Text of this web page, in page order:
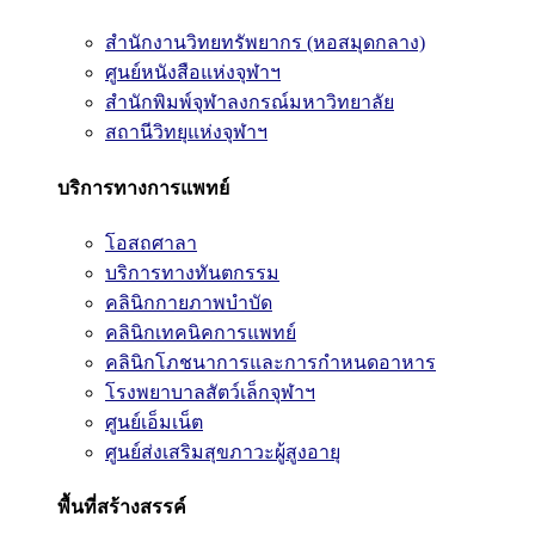
สำนักงานวิทยทรัพยากร (หอสมุดกลาง)
ศูนย์หนังสือแห่งจุฬาฯ
สำนักพิมพ์จุฬาลงกรณ์มหาวิทยาลัย
สถานีวิทยุแห่งจุฬาฯ
บริการทางการแพทย์
โอสถศาลา
บริการทางทันตกรรม
คลินิกกายภาพบำบัด
คลินิกเทคนิคการแพทย์
คลินิกโภชนาการและการกำหนดอาหาร
โรงพยาบาลสัตว์เล็กจุฬาฯ
ศูนย์เอ็มเน็ต
ศูนย์ส่งเสริมสุขภาวะผู้สูงอายุ
พื้นที่สร้างสรรค์